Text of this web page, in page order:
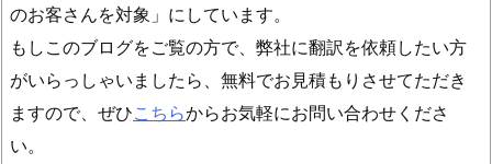
のお客さんを対象」にしています。
もしこのブログをご覧の方で、弊社に翻訳を依頼したい方
がいらっしゃいましたら、無料でお見積もりさせてただき
ますので、ぜひこちらからお気軽にお問い合わせくださ
い。